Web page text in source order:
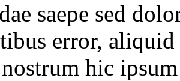
saepe sed
error,
hic